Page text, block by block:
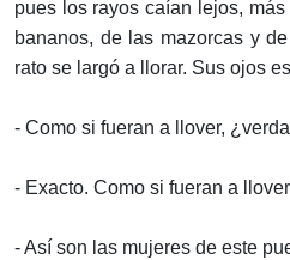
pues los rayos caían lejos,
bananos, de las mazorcas y
rato se largó a llorar. Sus ojos
- Como si fueran a llover,
- Exacto. Como si fueran a
- Así son las mujeres de este